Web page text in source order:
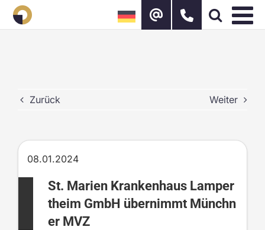
Zum
Inhalt
springen
Zurück Weiter
08.01.2024
St. Marien Krankenhaus Lamper
theim GmbH übernimmt Münchn
er MVZ